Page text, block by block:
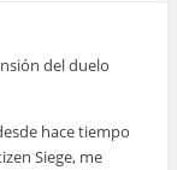
del duelo
hace tiempo
Siege, me